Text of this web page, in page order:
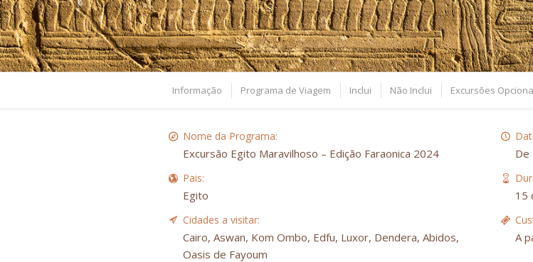
Informação Programa de Viagem Inclui Não Inclui Excursões
Nome da Programa:
Excursão Egito Maravilhoso – Edição Faraonica 2024
Pais:
Egito
Cidades a visitar:
Cairo, Aswan, Kom Ombo, Edfu, Luxor, Dendera, Abidos,
Oasis de Fayoum
De
15
A